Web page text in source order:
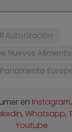
Autorización
Nuevos
Parlamento
en Instagram,
, Whatsapp,
Youtube